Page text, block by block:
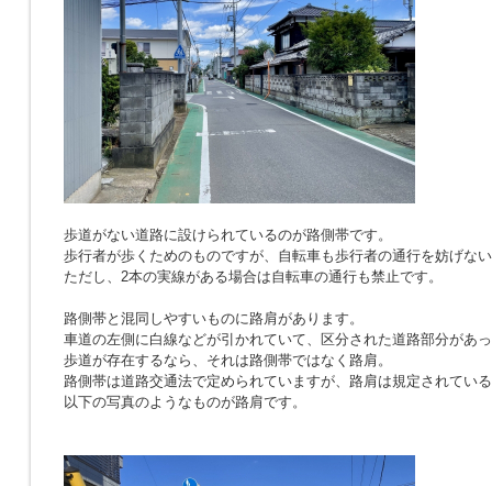
歩道がない道路に設けられているのが路側帯です。
歩行者が歩くためのものですが、自転車も歩行者の通行を妨げな
ただし、2本の実線がある場合は自転車の通行も禁止です。
路側帯と混同しやすいものに路肩があります。
車道の左側に白線などが引かれていて、区分された道路部分があ
歩道が存在するなら、それは路側帯ではなく路肩。
路側帯は道路交通法で定められていますが、路肩は規定されてい
以下の写真のようなものが路肩です。